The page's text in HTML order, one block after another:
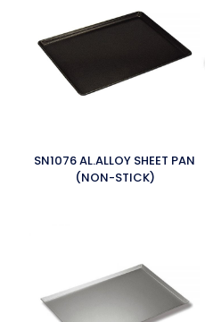
SN1076 AL.ALLOY SHEET PAN
(NON-STICK)